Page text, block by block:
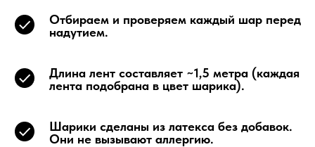
Отбираем и проверяем каждый шар перед
надутием.
Длина лент составляет ~1,5 метра (каждая
лента подобрана в цвет шарика).
Шарики сделаны из латекса без добавок.
Они не вызывают аллергию.